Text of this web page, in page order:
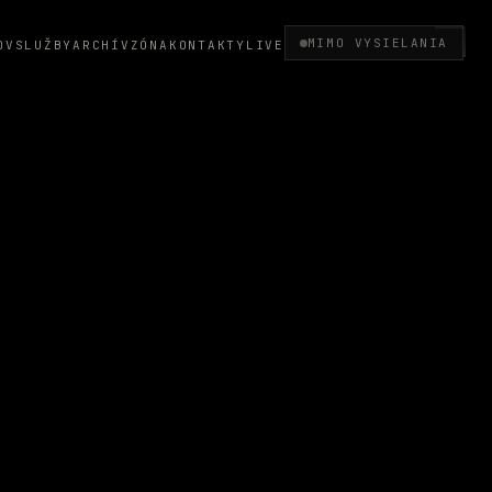
SLUŽBY ARCHÍV ZÓNA KONTAKTY LIVE MIMO VYSIELANIA